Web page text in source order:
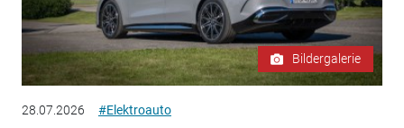
Bildergalerie
28.07.2026 #Elektroauto